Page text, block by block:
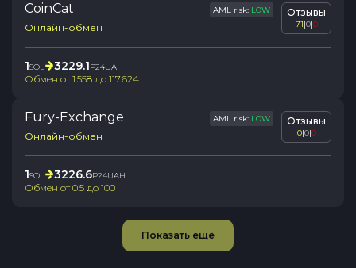
CoinCat AML risk: LOW
Онлайн-обмен
Отзывы
71|0|0
1SOL 3229.1P24UAH
Обмен от1.558 до 117.624
Fury-Exchange AML risk: LOW
Онлайн-обмен
Отзывы
0|0|0
1SOL 3226.6P24UAH
Обмен от0.5 до 100
Показать ещё